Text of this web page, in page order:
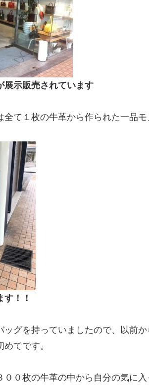
展示販売されています
全て１枚の牛革から作られた一品モ
！！
ッグを持っていましたので、以前
てです。
００枚の牛革の中から自分の気に入